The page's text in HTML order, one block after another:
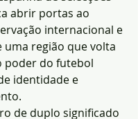
abrir portas ao
internacional e
uma região que volta
poder do futebol
identidade e
de duplo significado